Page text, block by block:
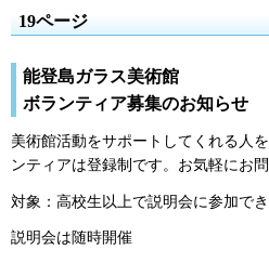
19ページ
能登島ガラス美術館
ボランティア募集のお知らせ
美術館活動をサポートしてくれる人
ンティアは登録制です。お気軽にお
対象：高校生以上で説明会に参加で
説明会は随時開催